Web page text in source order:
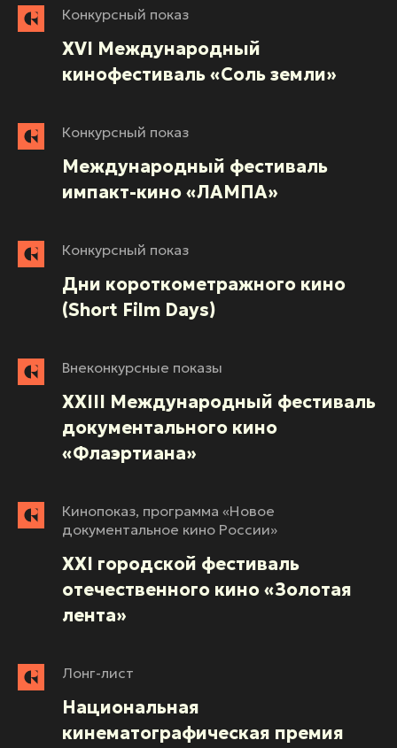
Конкурсный показ
XVI Международный
кинофестиваль «Соль земли»
Конкурсный показ
Международный фестиваль
импакт-кино «ЛАМПА»
Конкурсный показ
Дни короткометражного кино
(Short Film Days)
Внеконкурсные показы
XXIII Международный фестиваль
документального кино
«Флаэртиана»
Кинопоказ, программа «Новое
документальное кино России»
XXI городской фестиваль
отечественного кино «Золотая
лента»
Лонг-лист
Национальная
кинематографическая премия